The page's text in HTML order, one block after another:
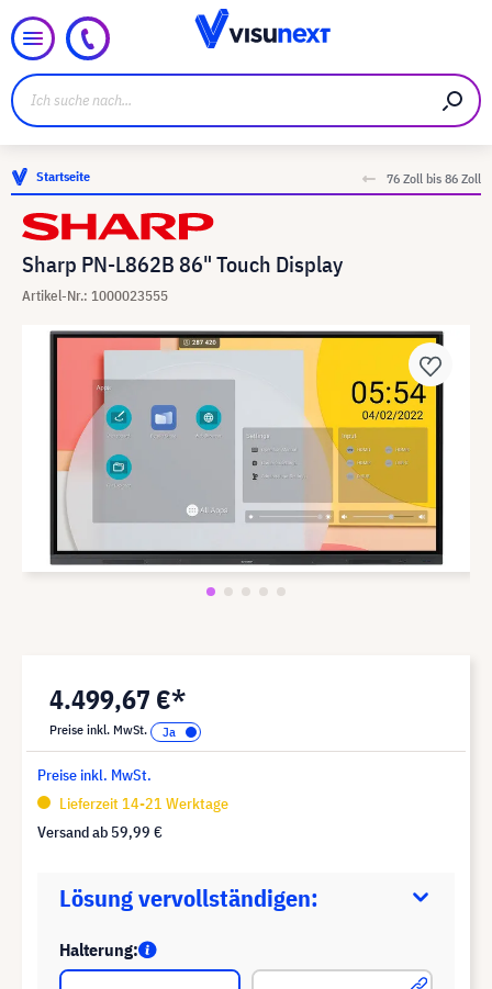
Startseite 76 Zoll bis 86 Zoll
Sharp PN-L862B 86" Touch Display
Artikel-Nr.: 1000023555
4.499,67 €*
Preise inkl. MwSt.
Preise inkl. MwSt.
Lieferzeit 14-21 Werktage
Versand ab 59,99 €
Lösung vervollständigen:
Halterung: